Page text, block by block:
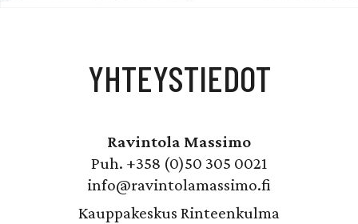
YHTEYSTIEDOT
Ravintola Massimo
Puh. +358 (0)50 305 0021
info@ravintolamassimo.fi
Kauppakeskus Rinteenkulma